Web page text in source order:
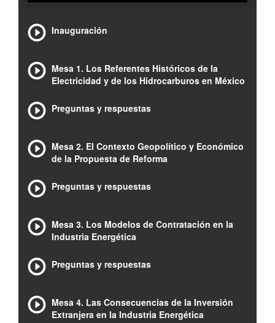
Inauguración
Mesa 1. Los Referentes Históricos de la
Electricidad y de los Hidrocarburos en México
Preguntas y respuestas
Mesa 2. El Contexto Geopolítico y Económico
de la Propuesta de Reforma
Preguntas y respuestas
Mesa 3. Los Modelos de Contratación en la
Industria Energética
Preguntas y respuestas
Mesa 4. Las Consecuencias de la Inversión
Extranjera en la Industria Energética